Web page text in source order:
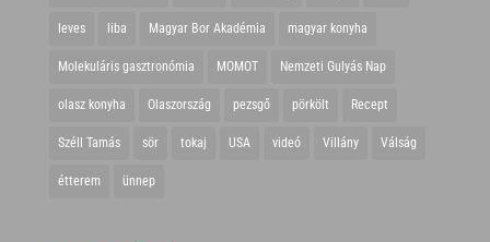
leves liba Magyar Bor Akadémia magyar konyha
Molekuláris gasztronómia MOMOT Nemzeti Gulyás Nap
olasz konyha Olaszország pezsgő pörkölt Recept
Széll Tamás sör tokaj USA videó Villány Válság
étterem ünnep